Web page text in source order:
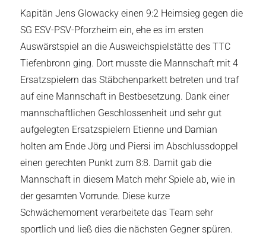
Kapitän Jens Glowacky einen 9:2 Heimsieg gegen die
SG ESV-PSV-Pforzheim ein, ehe es im ersten
Auswärstspiel an die Ausweichspielstätte des TTC
Tiefenbronn ging. Dort musste die Mannschaft mit 4
Ersatzspielern das Stäbchenparkett betreten und traf
auf eine Mannschaft in Bestbesetzung. Dank einer
mannschaftlichen Geschlossenheit und sehr gut
aufgelegten Ersatzspielern Etienne und Damian
holten am Ende Jörg und Piersi im Abschlussdoppel
einen gerechten Punkt zum 8:8. Damit gab die
Mannschaft in diesem Match mehr Spiele ab, wie in
der gesamten Vorrunde. Diese kurze
Schwächemoment verarbeitete das Team sehr
sportlich und ließ dies die nächsten Gegner spüren.